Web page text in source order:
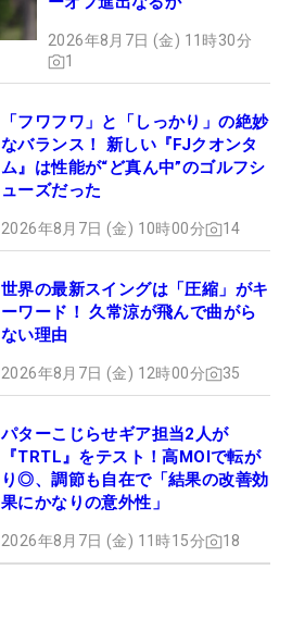
2026年8月7日 (金) 11時30分
1
「フワフワ」と「しっかり」の絶妙
なバランス！ 新しい『FJクオンタ
ム』は性能が“ど真ん中”のゴルフシ
ューズだった
2026年8月7日 (金) 10時00分 14
世界の最新スイングは「圧縮」がキ
ーワード！ 久常涼が飛んで曲がら
ない理由
2026年8月7日 (金) 12時00分 35
パターこじらせギア担当2人が
『TRTL』をテスト！高MOIで転が
り◎、調節も自在で「結果の改善効
果にかなりの意外性」
2026年8月7日 (金) 11時15分 18